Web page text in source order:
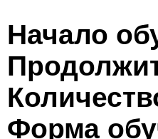
Начало
Форма